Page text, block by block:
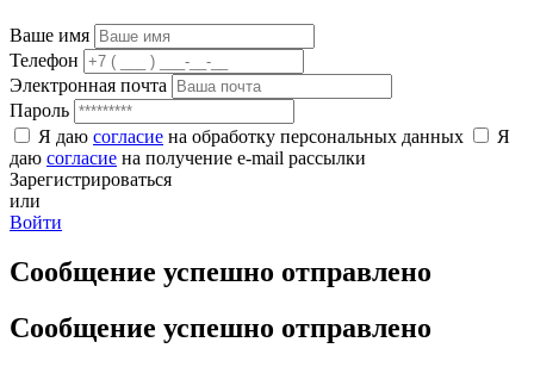
Ваше имя
Телефон
Электронная почта
Пароль
Я даю согласие на обработку персональных данных
Я
даю согласие на получение e-mail рассылки
Зарегистрироваться
или
Войти
Сообщение успешно отправлено
Сообщение успешно отправлено